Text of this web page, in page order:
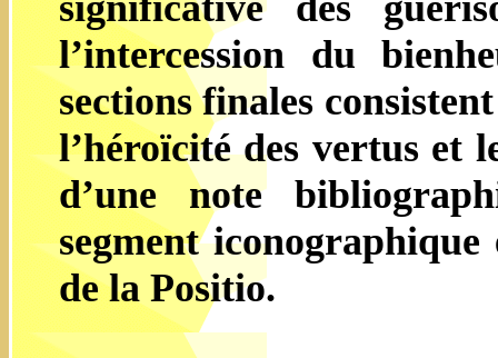
l’intercession du
sections finales
l’héroïcité des vertus et
d’une note
segment
de la Positio.